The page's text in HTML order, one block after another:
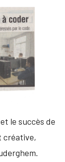
le succès de
créative,